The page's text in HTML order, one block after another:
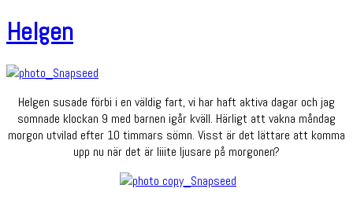
Helgen
Helgen susade förbi i en väldig fart, vi har haft aktiva dagar och jag
somnade klockan 9 med barnen igår kväll. Härligt att vakna måndag
morgon utvilad efter 10 timmars sömn. Visst är det lättare att komma
upp nu när det är liiite ljusare på morgonen?